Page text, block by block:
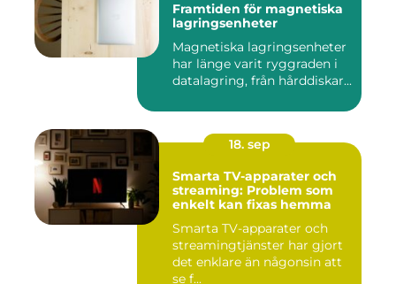
Framtiden för magnetiska
lagringsenheter
Magnetiska lagringsenheter
har länge varit ryggraden i
datalagring, från hårddiskar...
18. sep
Smarta TV-apparater och
streaming: Problem som
enkelt kan fixas hemma
Smarta TV-apparater och
streamingtjänster har gjort
det enklare än någonsin att
se f...